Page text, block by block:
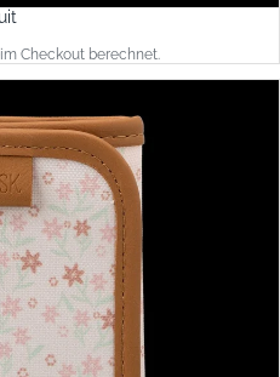
Checkout berechnet.